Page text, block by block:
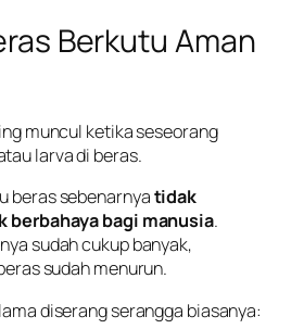
Berkutu Aman
muncul ketika seseorang
larva di beras.
beras sebenarnyatidak
berbahaya bagi manusia.
sudah cukup banyak,
sudah menurun.
diserang serangga biasanya: